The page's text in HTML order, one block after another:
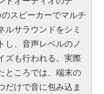
スピーカーでマルチ
ルサラウンドをシミ
し、音声レベルのノ
ズも行われる。実際
ところでは、端末の
だけで音に包み込ま